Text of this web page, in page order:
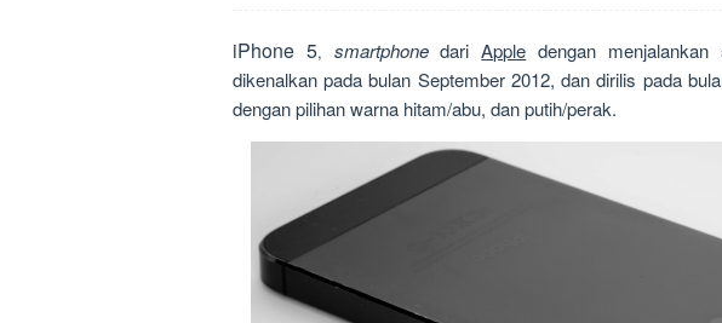
iPhone 5, smartphonedariApple dengan
dikenalkan pada bulan September 2012, dan dirilis pada
dengan pilihan warna hitam/abu, dan putih/perak.